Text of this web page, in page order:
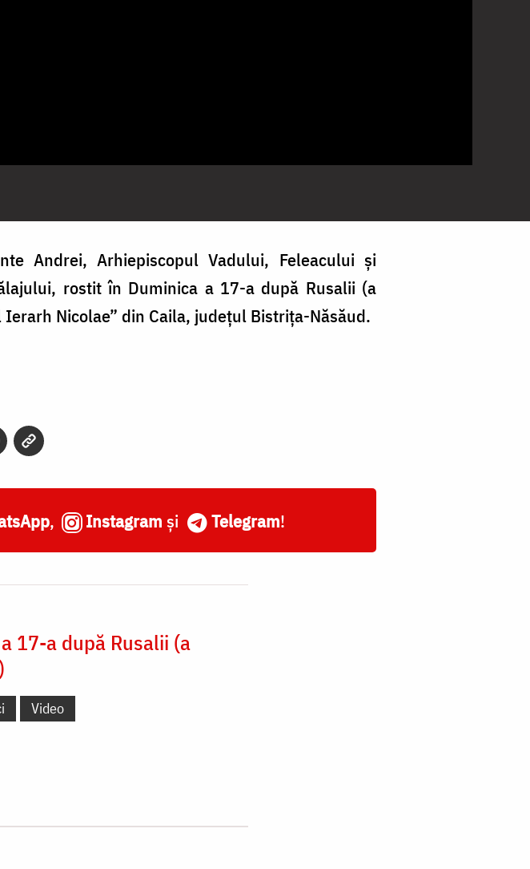
Andrei, Arhiepiscopul Vadului, Feleacului și
rostit în Duminica a 17-a după Rusalii (a
Nicolae” din Caila, județul Bistrița-Năsăud.
, Instagram și Telegram!
17-a după Rusalii (a
Video